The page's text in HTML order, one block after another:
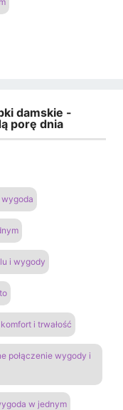
damskie -
porę dnia
i wygody
i trwałość
połączenie wygody i
w jednym